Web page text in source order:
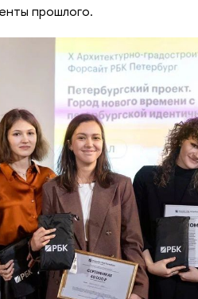
прошлого.